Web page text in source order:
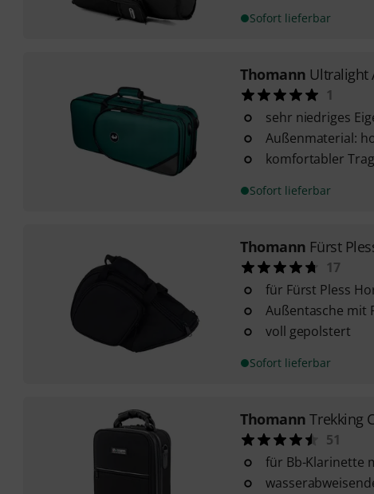
Sofort lieferbar
Thomann Ultralight
1
sehr niedriges
Außenmaterial:
komfortabler
Sofort lieferbar
Thomann Fürst
17
für Fürst Pless
Außentasche mit
voll gepolstert
Sofort lieferbar
Thomann Trekking
51
für Bb-Klarinette